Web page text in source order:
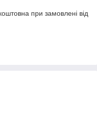
при замовлені від